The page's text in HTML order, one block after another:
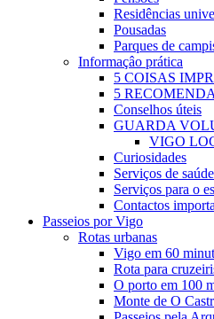
Residências
Pousadas
Parques de
Informaçâo prática
5 COISAS
5
Conselhos úteis
GUARDA
VIGO
Curiosidades
Serviços de
Serviços para o
Contactos
Passeios por Vigo
Rotas urbanas
Vigo em 60
Rota para
O porto em 100
Monte de O